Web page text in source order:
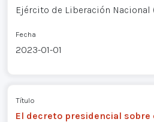
Ejército de Liberación Nacional
Fecha
2023-01-01
Título
El decreto presidencial sobre